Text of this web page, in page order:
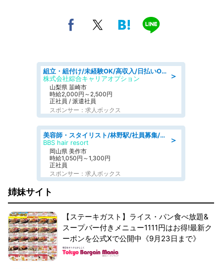
＞
組立・組付け/未経験OK/高収入/日払いOK/寮費無料/日勤
株式会社綜合キャリアオプション
山梨県 韮崎市
時給2,000円～2,500円
正社員 / 派遣社員
スポンサー：求人ボックス
＞
美容師・スタイリスト/林野駅/社員募集/8月9日更新
BBS hair resort
岡山県 美作市
時給1,050円～1,300円
正社員
スポンサー：求人ボックス
姉妹サイト
【ステーキガスト】ライス・パン食べ放題&
スープバー付きメニュー1111円はお得!最新ク
ーポンを公式Xで公開中《9月23日まで》